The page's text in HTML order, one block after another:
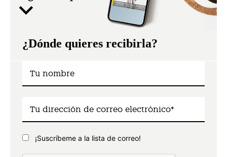
¿Dónde quieres recibirla?
¡Suscríbeme a la lista de correo!